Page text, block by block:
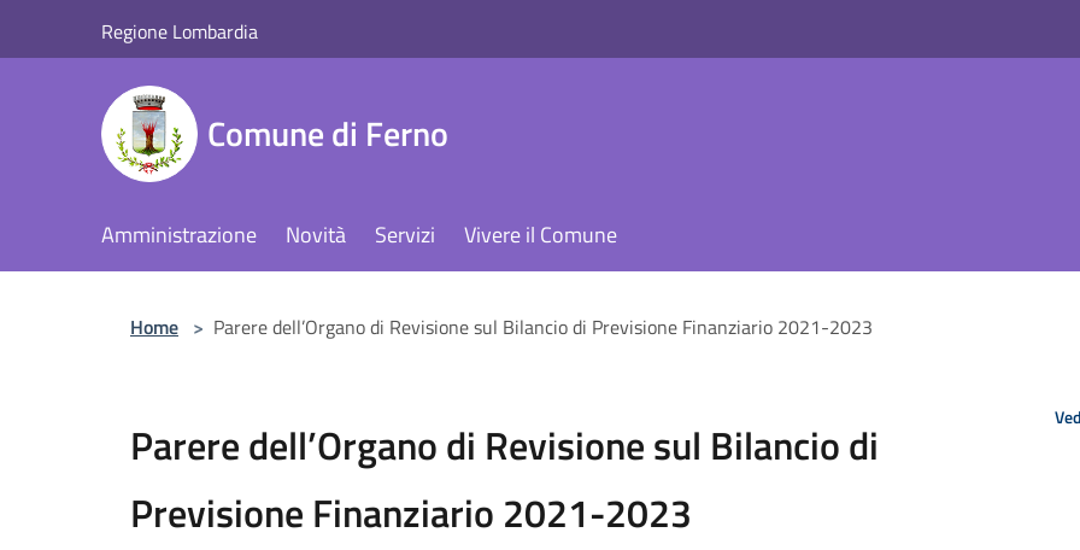
Regione Lombardia
Comune di Ferno
Amministrazione Novità Servizi Vivere il Comune
Home > Parere dell’Organo di Revisione sul Bilancio di Previsione Finanziario 2021-2023
Parere dell’Organo di Revisione sul Bilancio di
Previsione Finanziario 2021-2023